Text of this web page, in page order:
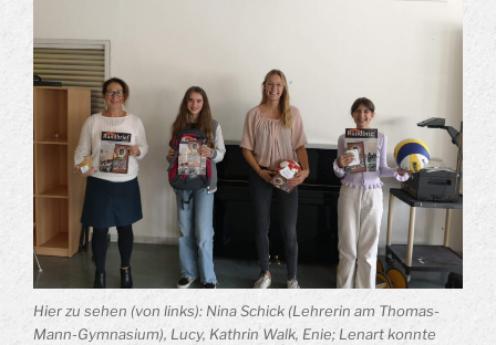
Hier zu sehen (von links): Nina Schick (Lehrerin am Thomas-
Mann-Gymnasium), Lucy, Kathrin Walk, Enie; Lenart konnte